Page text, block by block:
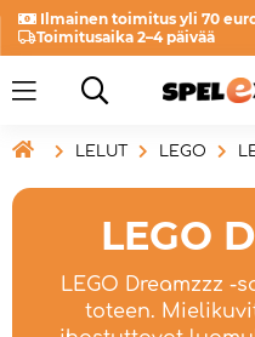
Ilmainen toimitus yli 70
Toimitusaika 2–4 päivää
 LELUT LEGO
LEGO
LEGO Dreamzzz -
toteen.